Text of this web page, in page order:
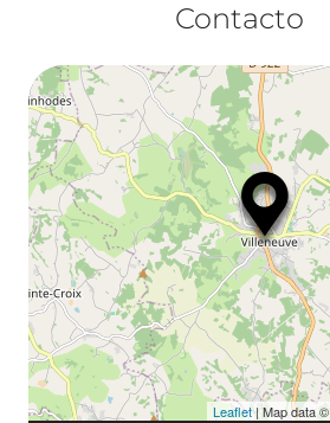
Contacto
Leaflet| Map data ©